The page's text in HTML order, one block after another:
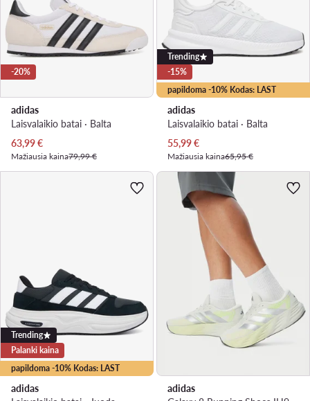
-20%
adidas
Laisvalaikio batai · Balta
Dabartinė kaina
63,99€
Mažiausia kaina79,99 €
papildoma -10% Kodas: LAST
Trending
-15%
adidas
Laisvalaikio batai · Balta
Dabartinė kaina
55,99€
Mažiausia kaina65,95 €
papildoma -10% Kodas: LAST
Trending
Palanki kaina
adidas
adidas